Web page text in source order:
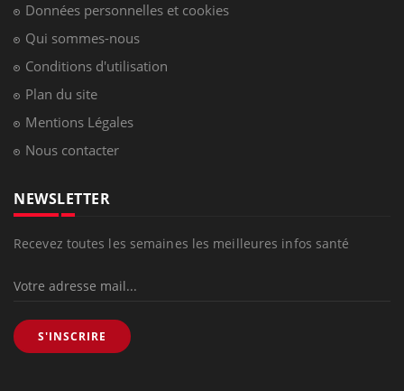
Données personnelles et cookies
Qui sommes-nous
Conditions d'utilisation
Plan du site
Mentions Légales
Nous contacter
NEWSLETTER
Recevez toutes les semaines les meilleures infos santé
S'INSCRIRE